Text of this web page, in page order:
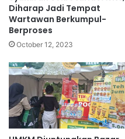
Diharap Jadi Tempat
Wartawan Berkumpul-
Berproses
October 12, 2023